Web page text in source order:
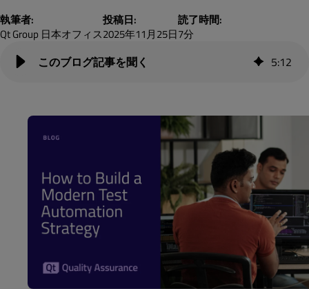
執筆者:
Qt Group 日本オフィス
投稿日:
2025年11月25日
読了時間:
7分
5:12